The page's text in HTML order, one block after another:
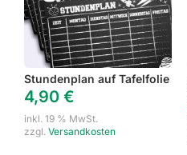
Stundenplan auf Tafelfolie
4,90 €
inkl. 19 % MwSt.
zzgl. Versandkosten